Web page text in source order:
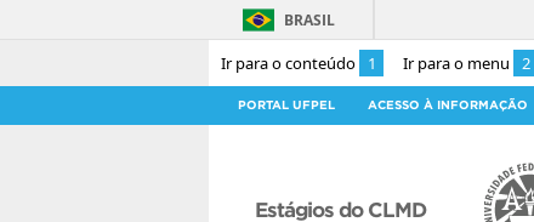
Ir para o conteúdo 1 Ir para o menu 2
BRASIL
PORTAL UFPEL ACESSO À INFORMAÇÃO
Estágios do CLMD